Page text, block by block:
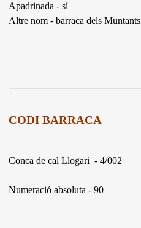
Apadrinada - sí
Altre nom - barraca dels Muntants
CODI BARRACA
Conca de cal Llogari - 4/002
Numeració absoluta - 90